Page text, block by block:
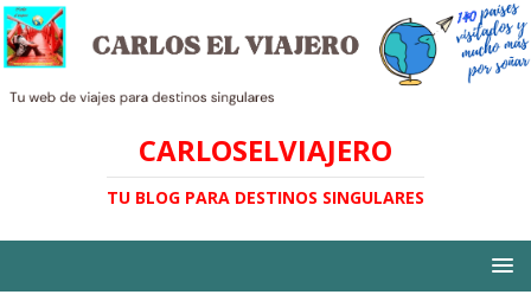
CARLOSELVIAJERO
TU BLOG PARA DESTINOS SINGULARES